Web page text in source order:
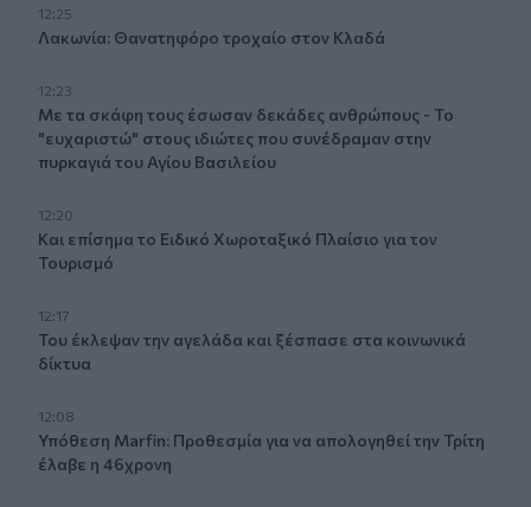
12:25
Λακωνία: Θανατηφόρο τροχαίο στον Κλαδά
12:23
Με τα σκάφη τους έσωσαν δεκάδες ανθρώπους - Το
"ευχαριστώ" στους ιδιώτες που συνέδραμαν στην
πυρκαγιά του Αγίου Βασιλείου
12:20
Και επίσημα το Ειδικό Χωροταξικό Πλαίσιο για τον
Τουρισμό
12:17
Του έκλεψαν την αγελάδα και ξέσπασε στα κοινωνικά
δίκτυα
12:08
Υπόθεση Marfin: Προθεσμία για να απολογηθεί την Τρίτη
έλαβε η 46χρονη